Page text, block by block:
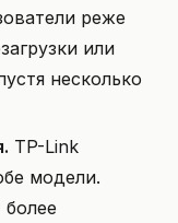
реже
или
несколько
TP-Link
модели.